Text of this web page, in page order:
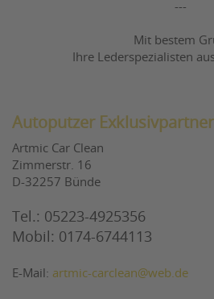
---
Mit bestem
Ihre Lederspezialisten
Autoputzer
Artmic Car Clean
Zimmerstr. 16
D-32257 Bünde
Tel.: 05223-4925356
Mobil: 0174-6744113
E-Mail: artmic-carclean@web.de